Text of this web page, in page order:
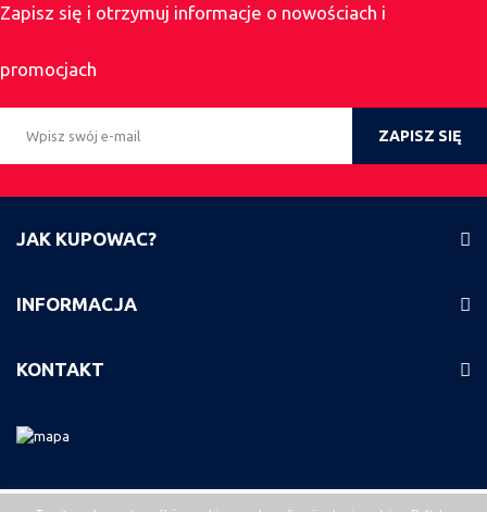
Zapisz się i otrzymuj informacje o nowościach i
promocjach
ZAPISZ SIĘ
JAK KUPOWAC?
INFORMACJA
KONTAKT